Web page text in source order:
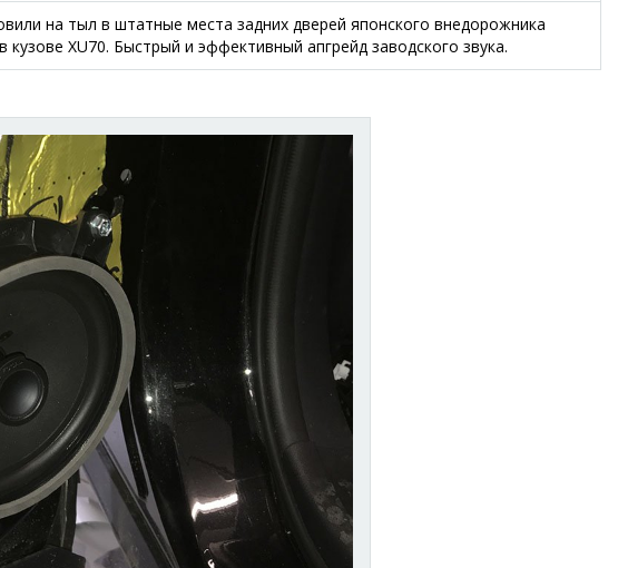
на тыл в штатные места задних дверей японского внедорожника
XU70. Быстрый и эффективный апгрейд заводского звука.